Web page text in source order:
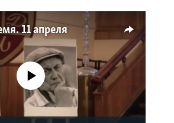
11 апреля
source currently available